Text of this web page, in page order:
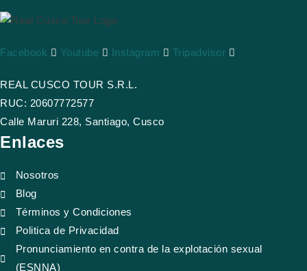
Facebook Youtube Instagram Tripadvisor
REAL CUSCO TOUR S.R.L.
RUC: 20607772577
Calle Maruri 228, Santiago, Cusco
Enlaces
Nosotros
Blog
Términos y Condiciones
Politica de Privacidad
Pronunciamiento en contra de la explotación sexual
(ESNNA)